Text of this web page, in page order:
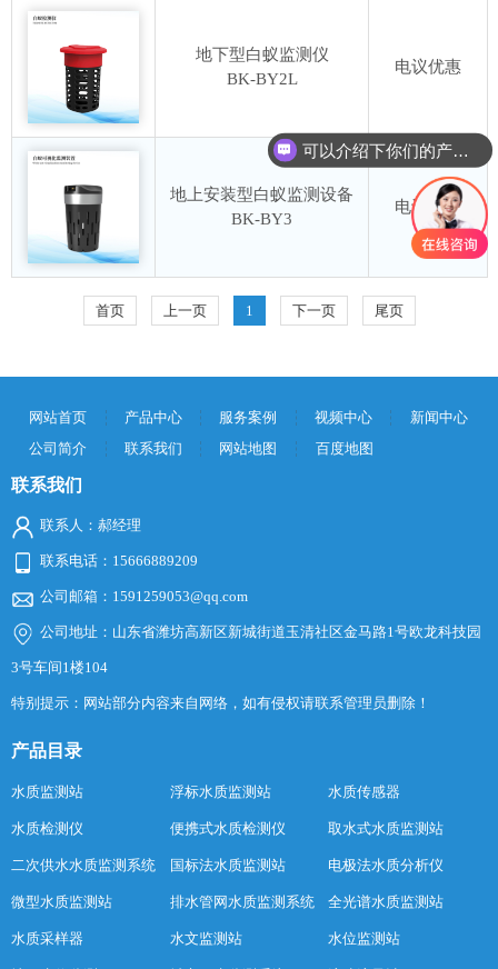
地下型白蚁监测仪
BK-BY2L
电议优惠
地上安装型白蚁监测设备
BK-BY3
电议优惠
首页 上一页 1 下一页 尾页
网站首页 产品中心 服务案例 视频中心
新闻中心
公司简介
联系我们 网站地图 百度地图
联系我们
联系人：郝经理
联系电话：15666889209
公司邮箱：1591259053@qq.com
公司地址：山东省潍坊高新区新城街道玉清社区金马路1号欧龙科技园
3号车间1楼104
特别提示：网站部分内容来自网络，如有侵权请联系管理员删除！
产品目录
水质监测站 浮标水质监测站 水质传感器
水质检测仪 便携式水质检测仪 取水式水质监测站
二次供水水质监测系统 国标法水质监测站 电极法水质分析仪
微型水质监测站 排水管网水质监测系统 全光谱水质监测站
水质采样器 水文监测站 水位监测站
可以介绍下你们的产品么？